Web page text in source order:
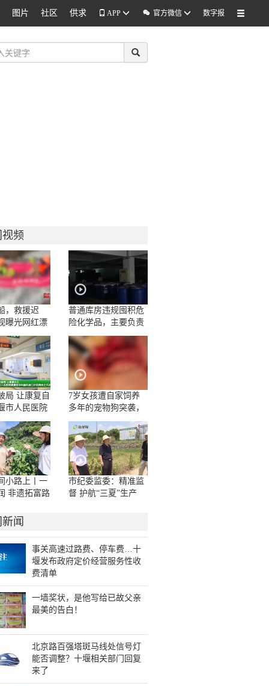
图片 社区 供求 APP  官方微信 数字报
频
，救援迟
曝光网红漂
普通库房违规囤积危
险化学品，主要负责
人一问三不知
局 让康复自
市人民医院
科脑机接口
正式启用
7岁女孩遭自家饲养
多年的宠物狗突袭，
面部被咬伤10多处，
嘴唇被撕裂
小路上丨一
非遗拓富路
市纪委监委：精准监
督 护航“三夏”生产
闻
事关高速过路费、停车费…十
堰发布政府定价经营服务性收
费清单
一墙奖状，是他写给已故父亲
最美的告白！
北京路百强塔斑马线处信号灯
能否调整？十堰相关部门回复
来了